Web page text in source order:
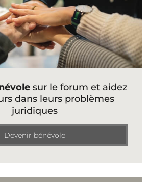
sur le forum et aidez
dans leurs problèmes
juridiques
Devenir bénévole